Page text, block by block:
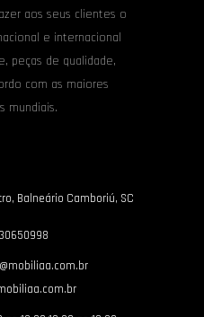
aos seus clientes o
e internacional
peças de qualidade,
com as maiores
mundiais.
Balneário Camboriú, SC